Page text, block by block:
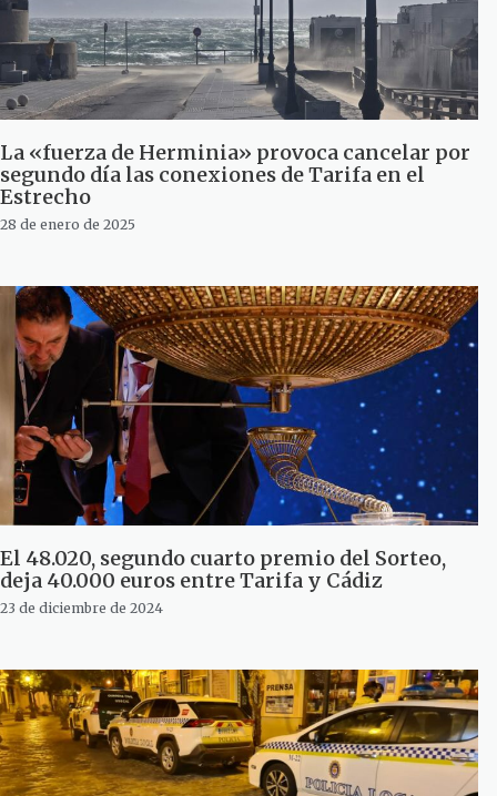
La «fuerza de Herminia» provoca cancelar por
segundo día las conexiones de Tarifa en el
Estrecho
28 de enero de 2025
El 48.020, segundo cuarto premio del Sorteo,
deja 40.000 euros entre Tarifa y Cádiz
23 de diciembre de 2024